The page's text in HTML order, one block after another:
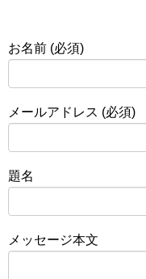
お名前 (必須)
メールアドレス (必須)
題名
メッセージ本文